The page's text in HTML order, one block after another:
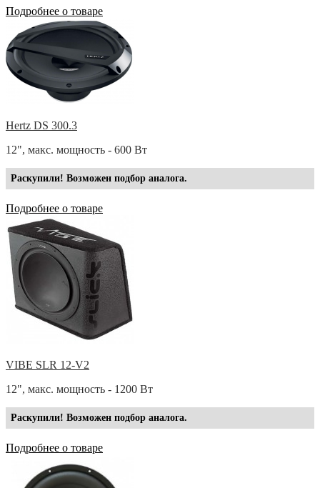
Подробнее о товаре
Hertz DS 300.3
12", макс. мощность - 600 Вт
Раскупили! Возможен подбор аналога.
Подробнее о товаре
VIBE SLR 12-V2
12", макс. мощность - 1200 Вт
Раскупили! Возможен подбор аналога.
Подробнее о товаре